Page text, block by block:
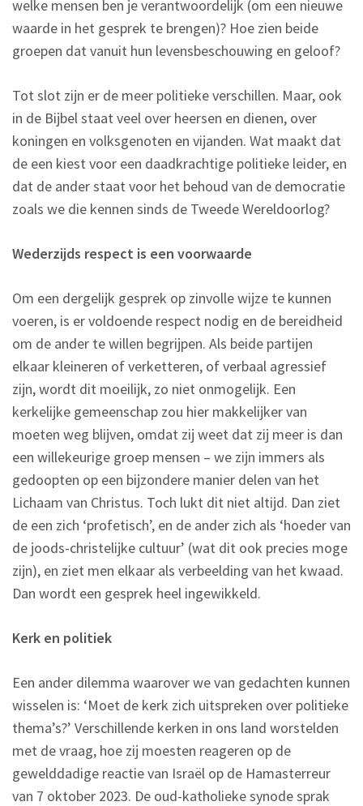
welke mensen ben je verantwoordelijk (om een nieuwe
waarde in het gesprek te brengen)? Hoe zien beide
groepen dat vanuit hun levensbeschouwing en geloof?
Tot slot zijn er de meer politieke verschillen. Maar, ook
in de Bijbel staat veel over heersen en dienen, over
koningen en volksgenoten en vijanden. Wat maakt dat
de een kiest voor een daadkrachtige politieke leider, en
dat de ander staat voor het behoud van de democratie
zoals we die kennen sinds de Tweede Wereldoorlog?
Wederzijds respect is een voorwaarde
Om een dergelijk gesprek op zinvolle wijze te kunnen
voeren, is er voldoende respect nodig en de bereidheid
om de ander te willen begrijpen. Als beide partijen
elkaar kleineren of verketteren, of verbaal agressief
zijn, wordt dit moeilijk, zo niet onmogelijk. Een
kerkelijke gemeenschap zou hier makkelijker van
moeten weg blijven, omdat zij weet dat zij meer is dan
een willekeurige groep mensen – we zijn immers als
gedoopten op een bijzondere manier delen van het
Lichaam van Christus. Toch lukt dit niet altijd. Dan ziet
de een zich ‘profetisch’, en de ander zich als ‘hoeder van
de joods-christelijke cultuur’ (wat dit ook precies moge
zijn), en ziet men elkaar als verbeelding van het kwaad.
Dan wordt een gesprek heel ingewikkeld.
Kerk en politiek
Een ander dilemma waarover we van gedachten kunnen
wisselen is: ‘Moet de kerk zich uitspreken over politieke
thema’s?’ Verschillende kerken in ons land worstelden
met de vraag, hoe zij moesten reageren op de
gewelddadige reactie van Israël op de Hamasterreur
van 7 oktober 2023. De oud-katholieke synode sprak